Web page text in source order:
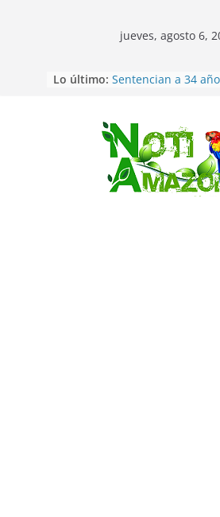
Saltar
jueves, agosto 6,
Lo último: Sentencian a 34
Vozinha, el arquero
cabo Verde, ya llegó
incorporarse a Colo
Pastaza: la
Agosto eligió a su
La “deuda de